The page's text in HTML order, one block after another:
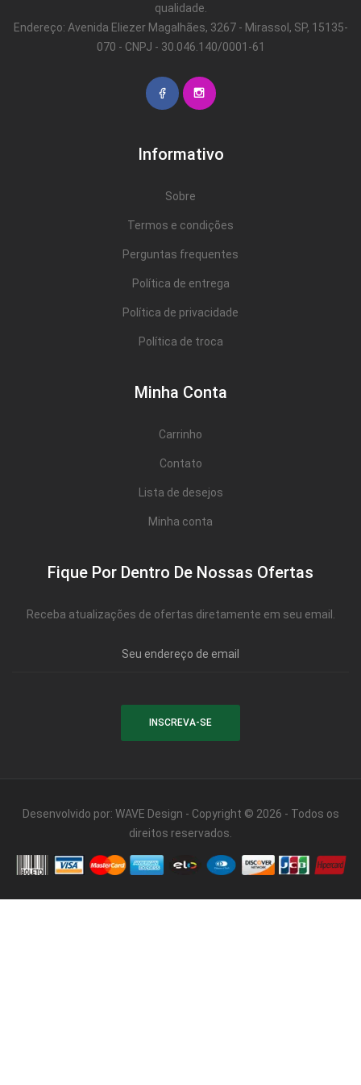
qualidade.
Endereço: Avenida Eliezer Magalhães, 3267 - Mirassol, SP, 15135-
070 - CNPJ - 30.046.140/0001-61
Informativo
Sobre
Termos e condições
Perguntas frequentes
Política de entrega
Política de privacidade
Política de troca
Minha Conta
Carrinho
Contato
Lista de desejos
Minha conta
Fique Por Dentro De Nossas Ofertas
Receba atualizações de ofertas diretamente em seu email.
Desenvolvido por: WAVE Design - Copyright © 2026 - Todos os
direitos reservados.